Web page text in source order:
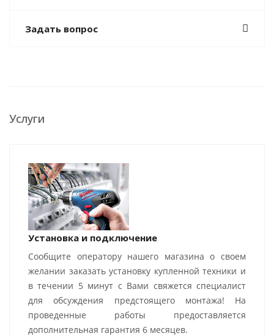
Задать вопрос
Услуги
Установка и подключение
Сообщите оператору нашего магазина о своем
желании заказать установку купленной техники и
в течении 5 минут с Вами свяжется специалист
для обсуждения предстоящего монтажа! На
проведенные работы предоставляется
дополнительная гарантия 6 месяцев.